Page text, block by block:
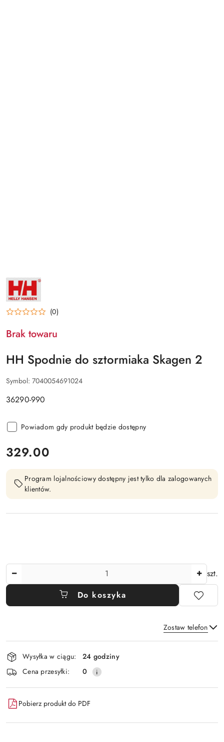
NAZWA
PRODUCENTA:
HELLY
HANSEN
(0)
Brak towaru
HH Spodnie do sztormiaka Skagen 2
Symbol: 7040054691024
36290-990
Powiadom gdy produkt będzie dostępny
cena:
329.00
Program lojalnościowy dostępny jest tylko dla zalogowanych
klientów.
szt.
Do koszyka
Zostaw telefon
Wyślij
Dostępność
i
dostawa
Wysyłka w ciągu:
24 godziny
Cena przesyłki:
0
Pobierz produkt do PDF